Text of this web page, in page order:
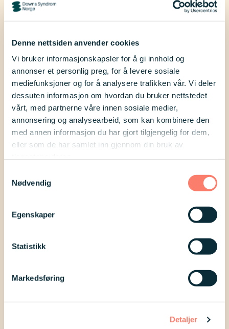
Denne nettsiden anvender cookies
Vi bruker informasjonskapsler for å gi innhold og
annonser et personlig preg, for å levere sosiale
mediefunksjoner og for å analysere trafikken vår. Vi deler
dessuten informasjon om hvordan du bruker nettstedet
vårt, med partnerne våre innen sosiale medier,
annonsering og analysearbeid, som kan kombinere den
med annen informasjon du har gjort tilgjengelig for dem,
eller som de har samlet inn gjennom din bruk av
Nødvendig
Egenskaper
Statistikk
Markedsføring
Detaljer
kapasitet og etter gjennomgang av redaktør: Svaret ditt vil i
Hvem er du som har disse erfaringene?
nyttig for de som leser erfaringssvarene å vite noe om hvem